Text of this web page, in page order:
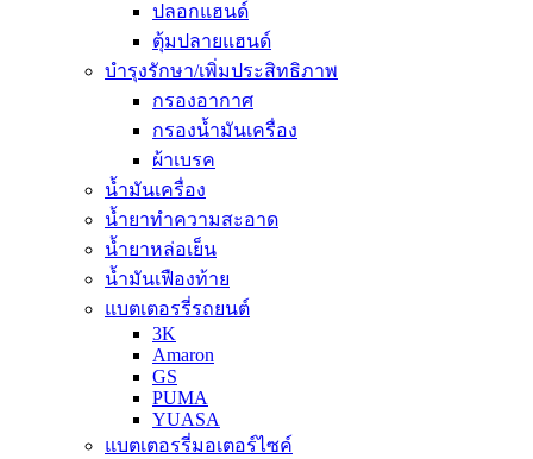
ปลอกแฮนด์
ตุ้มปลายแฮนด์
บำรุงรักษา/เพิ่มประสิทธิภาพ
กรองอากาศ
กรองน้ำมันเครื่อง
ผ้าเบรค
น้ำมันเครื่อง
น้ำยาทำความสะอาด
น้ำยาหล่อเย็น
น้ำมันเฟืองท้าย
แบตเตอรรี่รถยนต์
3K
Amaron
GS
PUMA
YUASA
แบตเตอรรี่มอเตอร์ไซค์